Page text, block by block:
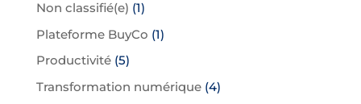
Non classifié(e) (1)
Plateforme BuyCo (1)
Productivité(5)
Transformation numérique(4)